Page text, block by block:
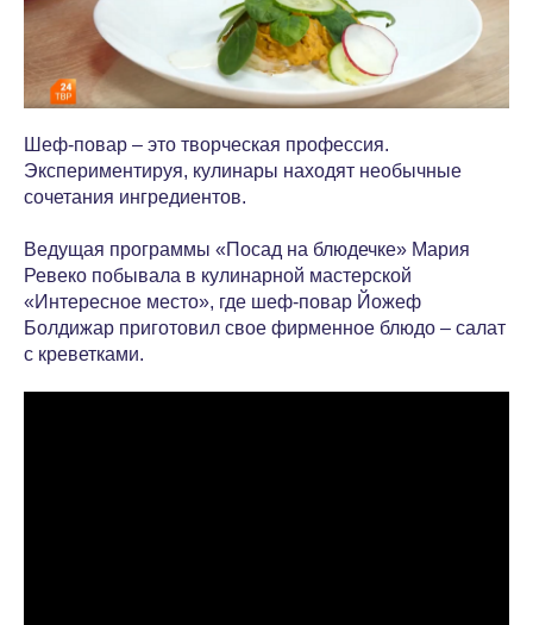
Шеф-повар – это творческая профессия.
Экспериментируя, кулинары находят необычные
сочетания ингредиентов.
Ведущая программы «Посад на блюдечке» Мария
Ревеко побывала в кулинарной мастерской
«Интересное место», где шеф-повар Йожеф
Болдижар приготовил свое фирменное блюдо – салат
с креветками.